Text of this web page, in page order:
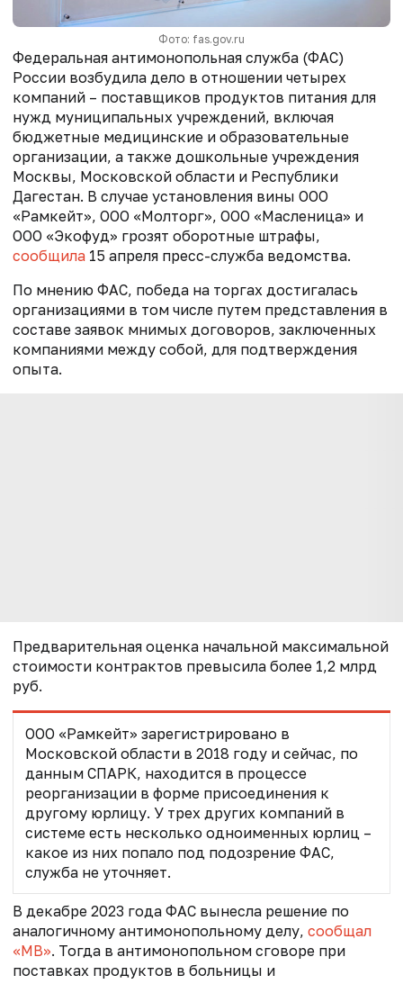
Фото: fas.gov.ru
Федеральная антимонопольная служба (ФАС)
России возбудила дело в отношении четырех
компаний – поставщиков продуктов питания для
нужд муниципальных учреждений, включая
бюджетные медицинские и образовательные
организации, а также дошкольные учреждения
Москвы, Московской области и Республики
Дагестан. В случае установления вины ООО
«Рамкейт», ООО «Молторг», ООО «Масленица» и
ООО «Экофуд» грозят оборотные штрафы,
сообщила 15 апреля пресс-служба ведомства.
По мнению ФАС, победа на торгах достигалась
организациями в том числе путем представления в
составе заявок мнимых договоров, заключенных
компаниями между собой, для подтверждения
опыта.
Предварительная оценка начальной максимальной
стоимости контрактов превысила более 1,2 млрд
руб.
ООО «Рамкейт» зарегистрировано в
Московской области в 2018 году и сейчас, по
данным СПАРК, находится в процессе
реорганизации в форме присоединения к
другому юрлицу. У трех других компаний в
системе есть несколько одноименных юрлиц –
какое из них попало под подозрение ФАС,
служба не уточняет.
В декабре 2023 года ФАС вынесла решение по
аналогичному антимонопольному делу, сообщал
«МВ». Тогда в антимонопольном сговоре при
поставках продуктов в больницы и